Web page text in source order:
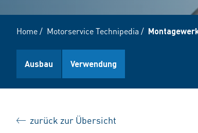
Home/ Motorservice Technipedia /
Ausbau Verwendung
zurück zur Übersicht